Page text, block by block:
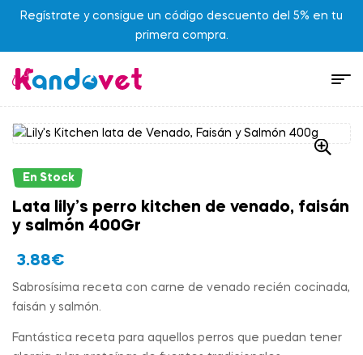
Regístrate y consigue un código descuento del 5% en tu
primera compra.
En Stock
Lata lily’s perro kitchen de venado, faisán
y salmón 400Gr
3.88€
Sabrosísima receta con carne de venado recién cocinada,
faisán y salmón.
Fantástica receta para aquellos perros que puedan tener